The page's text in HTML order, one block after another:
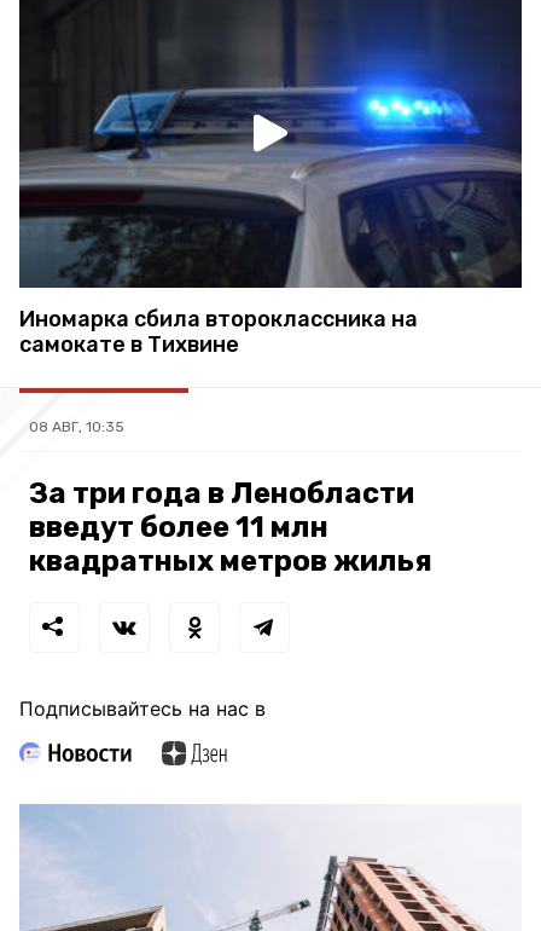
Иномарка сбила второклассника на
самокате в Тихвине
08 АВГ, 10:35
За три года в Ленобласти
введут более 11 млн
квадратных метров жилья
Подписывайтесь на нас в